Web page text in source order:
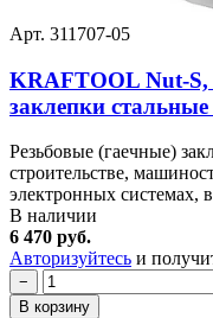
Арт. 311707-05
KRAFTOOL Nut-S,
заклепки
Резьбовые (гаечные)
строительстве,
электронных системах,
В наличии
6 470 руб.
Авторизуйтесь и
−
В корзину